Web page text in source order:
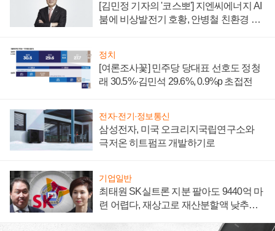
[김민정 기자의 '코스뽀'] 지엔씨에너지 AI
붐에 비상발전기 호황, 안병철 친환경 에
정치
[여론조사꽃] 민주당 당대표 선호도 정청
래 30.5%·김민석 29.6%, 0.9%p 초접전
전자·전기·정보통신
삼성전자, 미국 오크리지국립연구소와
극저온 히트펌프 개발하기로
기업일반
최태원 SK실트론 지분 팔아도 9440억 마
련 어렵다, 재상고로 재산분할액 낮추기